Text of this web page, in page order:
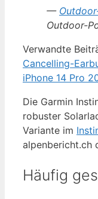
—
Outdoor-
Verwandte
Cancelling-
iPhone 14 Pro
Die Garmin
robuster
Variante im
alpenbericht.ch
Häufig